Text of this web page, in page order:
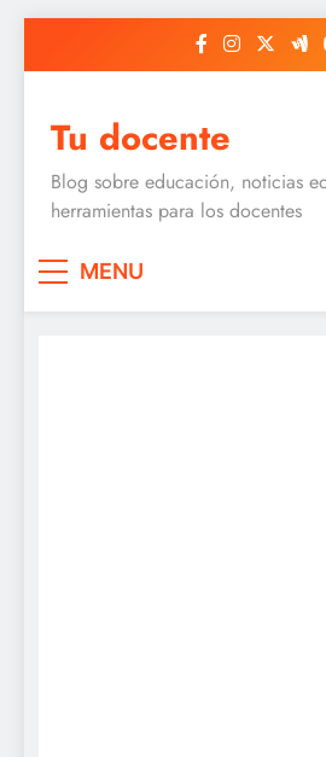
Tu docente
Blog sobre educación, noticias
herramientas para los docentes
MENU